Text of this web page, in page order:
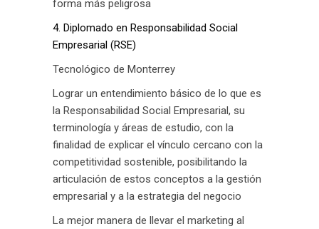
forma más peligrosa
4. Diplomado en Responsabilidad Social
Empresarial (RSE)
Tecnológico de Monterrey
Lograr un entendimiento básico de lo que es
la Responsabilidad Social Empresarial, su
terminología y áreas de estudio, con la
finalidad de explicar el vínculo cercano con la
competitividad sostenible, posibilitando la
articulación de estos conceptos a la gestión
empresarial y a la estrategia del negocio
La mejor manera de llevar el marketing al